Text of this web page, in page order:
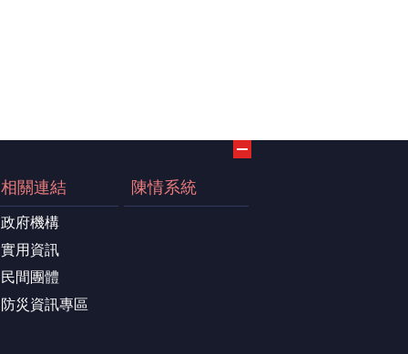
相關連結
政府機構
實用資訊
民間團體
防災資訊專區
陳情系統